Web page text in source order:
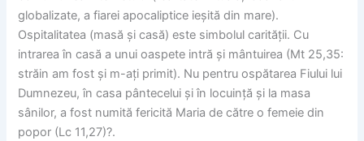
globalizate, a fiarei apocaliptice ieșită din mare).
Ospitalitatea (masă și casă) este simbolul carității. Cu
intrarea în casă a unui oaspete intră și mântuirea (Mt 25,35:
străin am fost și m-ați primit). Nu pentru ospătarea Fiului lui
Dumnezeu, în casa pântecelui și în locuință și la masa
sânilor, a fost numită fericită Maria de către o femeie din
popor (Lc 11,27)?.